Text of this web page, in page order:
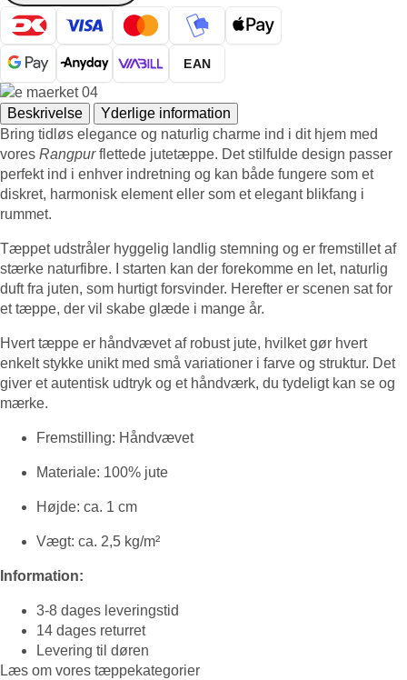
Rangpur
Grå-
brun
160x230
cm
antal
EAN
Beskrivelse
Yderlige information
Bring tidløs elegance og naturlig charme ind i dit hjem med
vores Rangpurflettede jutetæppe. Det stilfulde design passer
perfekt ind i enhver indretning og kan både fungere som et
diskret, harmonisk element eller som et elegant blikfang i
rummet.
Tæppet udstråler hyggelig landlig stemning og er fremstillet af
stærke naturfibre. I starten kan der forekomme en let, naturlig
duft fra juten, som hurtigt forsvinder. Herefter er scenen sat for
et tæppe, der vil skabe glæde i mange år.
Hvert tæppe er håndvævet af robust jute, hvilket gør hvert
enkelt stykke unikt med små variationer i farve og struktur. Det
giver et autentisk udtryk og et håndværk, du tydeligt kan se og
mærke.
Fremstilling: Håndvævet
Materiale: 100% jute
Højde: ca. 1 cm
Vægt: ca. 2,5 kg/m²
Information:
3-8 dages leveringstid
14 dages returret
Levering til døren
Læs om vores tæppekategorier